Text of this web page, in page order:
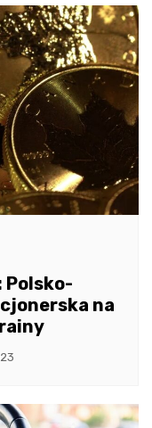
Polsko-
na